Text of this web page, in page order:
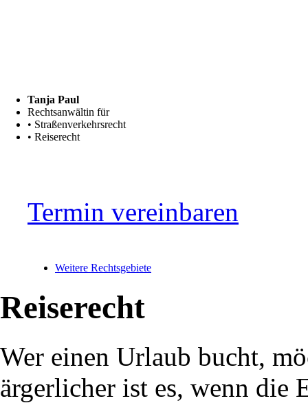
Tanja Paul
Rechtsanwältin für
• Straßenverkehrsrecht
• Reiserecht
Termin vereinbaren
Weitere Rechtsgebiete
Reiserecht
Wer einen Urlaub bucht,
ärgerlicher ist es, wenn die